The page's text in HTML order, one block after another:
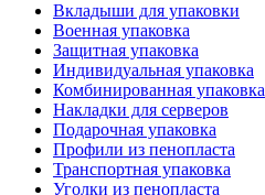
Вкладыши для упаковки
Военная упаковка
Защитная упаковка
Индивидуальная упаковка
Комбинированная упаковка
Накладки для серверов
Подарочная упаковка
Профили из пенопласта
Транспортная упаковка
Уголки из пенопласта